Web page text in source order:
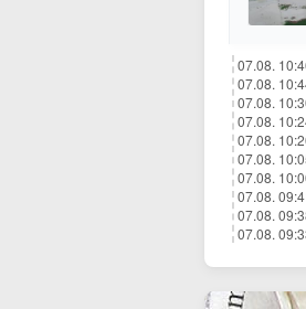
07.08.
07.08.
07.08.
07.08.
07.08.
07.08.
07.08.
07.08.
07.08.
07.08.